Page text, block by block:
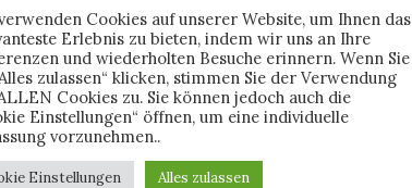
George Maple, ebenfalls aus Australien, anhören.
Cookies auf unserer Website, um Ihnen das
Erlebnis zu bieten, indem wir uns an Ihre
und wiederholten Besuche erinnern. Wenn Sie
zulassen“ klicken, stimmen Sie der Verwendung
Cookies zu. Sie können jedoch auch die
Einstellungen“ öffnen, um eine individuelle
vorzunehmen..
Einstellungen Alles zulassen